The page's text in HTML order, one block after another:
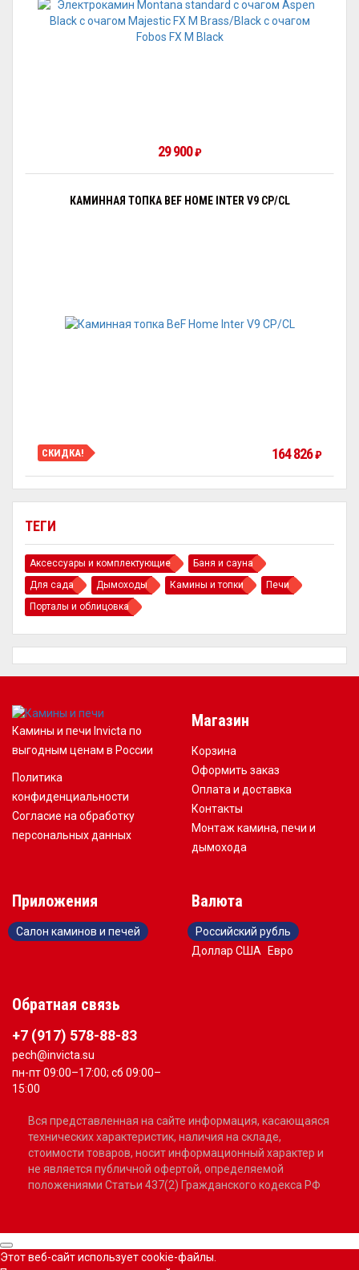
ТЕГИ
Аксессуары и комплектующие
Баня и сауна
Для сада
Дымоходы Камины и топки
Печи
Порталы и облицовка
29 900₽
КАМИННАЯ ТОПКА BEF HOME INTER V9 CP/CL
СКИДКА! 164 826₽
Камины и печи Invicta по
выгодным ценам в России
Политика
конфиденциальности
Согласие на обработку
персональных данных
Магазин
Корзина
Оформить заказ
Оплата и доставка
Контакты
Монтаж камина, печи и
дымохода
Приложения
Салон каминов и печей
Валюта
Российский рубль
Доллар США
Евро
Обратная связь
+7 (917) 578-88-83
pech@invicta.su
пн-пт 09:00–17:00; сб 09:00–
15:00
Вся представленная на сайте информация, касающаяся
технических характеристик, наличия на складе,
стоимости товаров, носит информационный характер и
не является публичной офертой, определяемой
положениями Статьи 437(2) Гражданского кодекса РФ
Этот веб-сайт использует cookie-файлы.